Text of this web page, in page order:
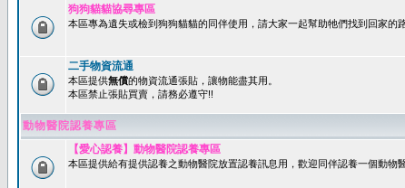
狗狗貓貓協尋專區
本區專為遺失或檢到狗狗貓貓的同伴使用，請大家一起幫助牠們找到回家的
二手物資流通
本區提供無償的物資流通張貼，讓物能盡其用。
本區禁止張貼買賣，請務必遵守!!
動物醫院認養專區
【愛心認養】動物醫院認養專區
本區提供給有提供認養之動物醫院放置認養訊息用，歡迎同伴認養一個動物